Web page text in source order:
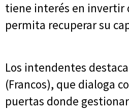
tiene interés en invertir
permita recuperar su
Los intendentes
(Francos), que dialoga
puertas donde